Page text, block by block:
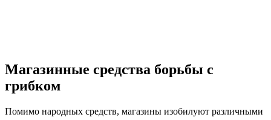
Магазинные средства борьбы с
грибком
Помимо народных средств, магазины изобилуют различными